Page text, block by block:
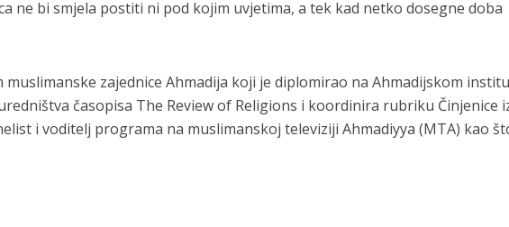
ne bi smjela postiti ni pod kojim uvjetima, a tek kad netko dosegne doba
zajednice Ahmadija koji je diplomirao na Ahmadijskom
časopisa The Review of Religions i koordinira rubriku Činjenice
i voditelj programa na muslimanskoj televiziji Ahmadiyya (MTA) kao